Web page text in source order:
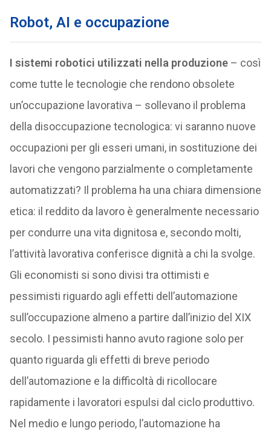
Robot, AI e occupazione
I sistemi robotici utilizzati nella produzione– così
come tutte le tecnologie che rendono obsolete
un’occupazione lavorativa – sollevano il problema
della disoccupazione tecnologica: vi saranno nuove
occupazioni per gli esseri umani, in sostituzione dei
lavori che vengono parzialmente o completamente
automatizzati? Il problema ha una chiara dimensione
etica: il reddito da lavoro è generalmente necessario
per condurre una vita dignitosa e, secondo molti,
l’attività lavorativa conferisce dignità a chi la svolge.
Gli economisti si sono divisi tra ottimisti e
pessimisti riguardo agli effetti dell’automazione
sull’occupazione almeno a partire dall’inizio del XIX
secolo. I pessimisti hanno avuto ragione solo per
quanto riguarda gli effetti di breve periodo
dell’automazione e la difficoltà di ricollocare
rapidamente i lavoratori espulsi dal ciclo produttivo.
Nel medio e lungo periodo, l’automazione ha